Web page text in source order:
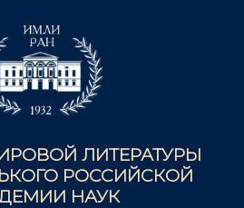
ЛИТЕРАТУРЫ
РОССИЙСКОЙ
НАУК